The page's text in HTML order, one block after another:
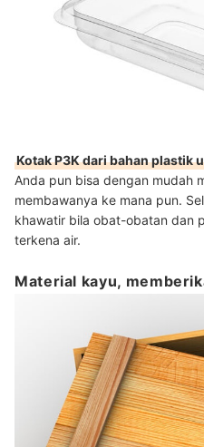
Kotak P3K dari bahan plastik
Anda pun bisa dengan mudah
membawanya ke mana pun.
khawatir bila obat-obatan dan
terkena air.
Material kayu,